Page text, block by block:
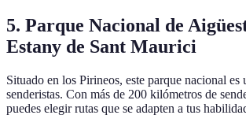
5. Parque Nacional de
Estany de Sant Maurici
Situado en los Pirineos, este parque nacional es
senderistas. Con más de 200 kilómetros de
puedes elegir rutas que se adapten a tus